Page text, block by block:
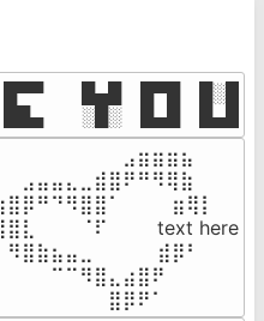
█▄█ █▀█ █░█
░█░ █▄█ █▄█
⠀⠀⠀⠀⠀⠀⠀⠀⠀⣠⣶⣶⣶⣦⠀⠀
⠀⠀⣠⣤⣤⣄⣀⣾⣿⠟⠛⠻⢿⣷⠀
⢰⣿⡿⠛⠙⠻⣿⣿⠁⠀⠀ ⠀⣶⢿⡇
text here
⠀⠻⣿⣷⣦⣤⣀⠀⠀⠀ ⠀⣾⡿⠃⠀
⠀⠀⠀⠀⠉⠉⠻⣿⣄⣴⣿⠟⠀⠀⠀
⠀⠀⠀⠀⠀⠀⠀⠀⣿⡿⠟⠁⠀⠀⠀